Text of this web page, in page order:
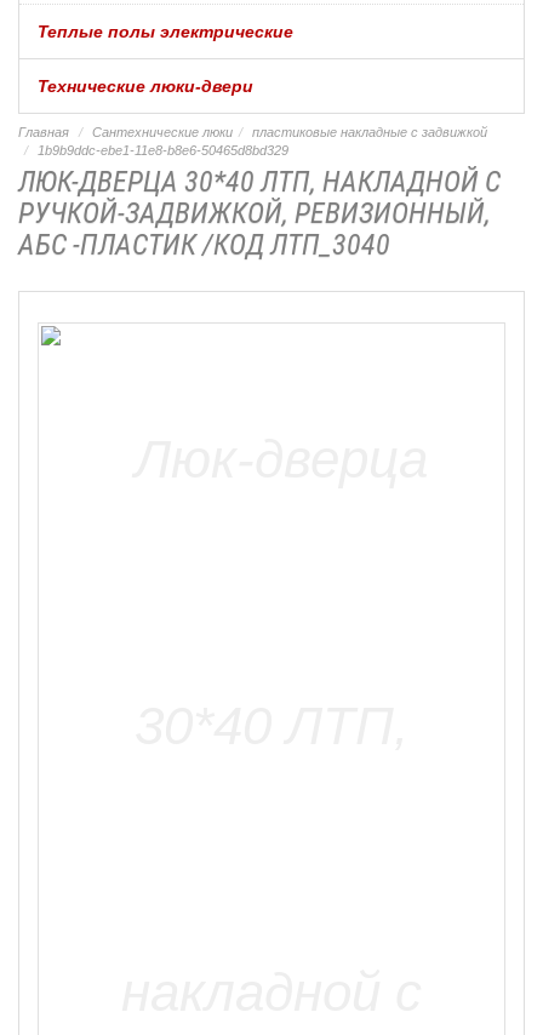
Теплые полы электрические
Технические люки-двери
Главная Сантехнические люки
пластиковые накладные с задвижкой
1b9b9ddc-ebe1-11e8-b8e6-50465d8bd329
ЛЮК-ДВЕРЦА 30*40 ЛТП, НАКЛАДНОЙ С
РУЧКОЙ-ЗАДВИЖКОЙ, РЕВИЗИОННЫЙ,
АБС -ПЛАСТИК /КОД ЛТП_3040